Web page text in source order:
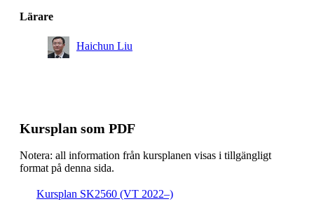
Lärare
Haichun Liu
Kursplan som PDF
Notera: all information från kursplanen visas i tillgängligt
format på denna sida.
Kursplan SK2560 (VT 2022–)